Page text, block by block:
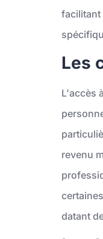
facilitant
Les
L'accès
revenu
datant